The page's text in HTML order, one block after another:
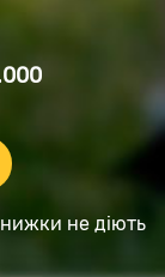
не діють